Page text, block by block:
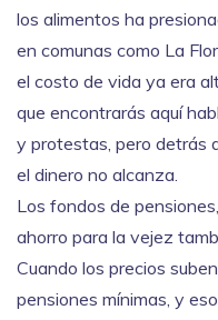
los alimentos ha
en comunas como La
el costo de vida ya era
que encontrarás aquí
y protestas, pero detrás
el dinero no alcanza.
Los fondos de pensiones,
ahorro para la vejez
Cuando los precios
pensiones mínimas, y